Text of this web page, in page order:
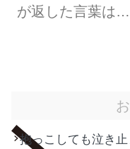
が返した言葉は…
抱っこしても泣き